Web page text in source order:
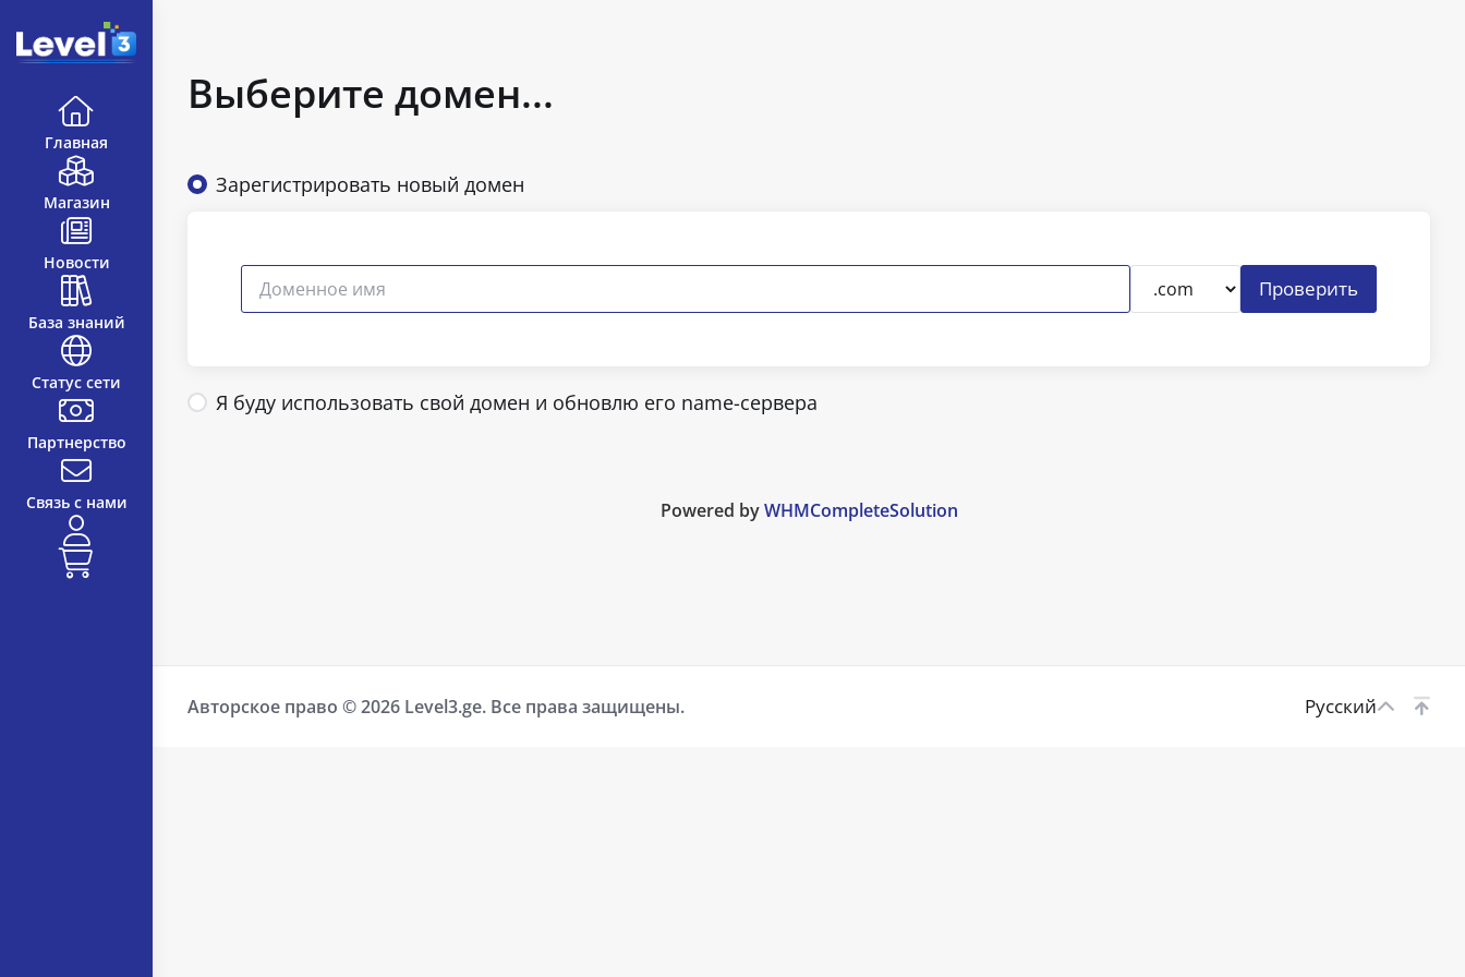
Главная
Магазин
Новости
База знаний
Статус сети
Партнерство
Связь с нами
Выберите домен...
Зарегистрировать новый домен
Проверить
Я буду использовать свой домен и обновлю его name-сервера
Powered byWHMCompleteSolution
Авторское право © 2026 Level3.ge. Все права защищены. Русский